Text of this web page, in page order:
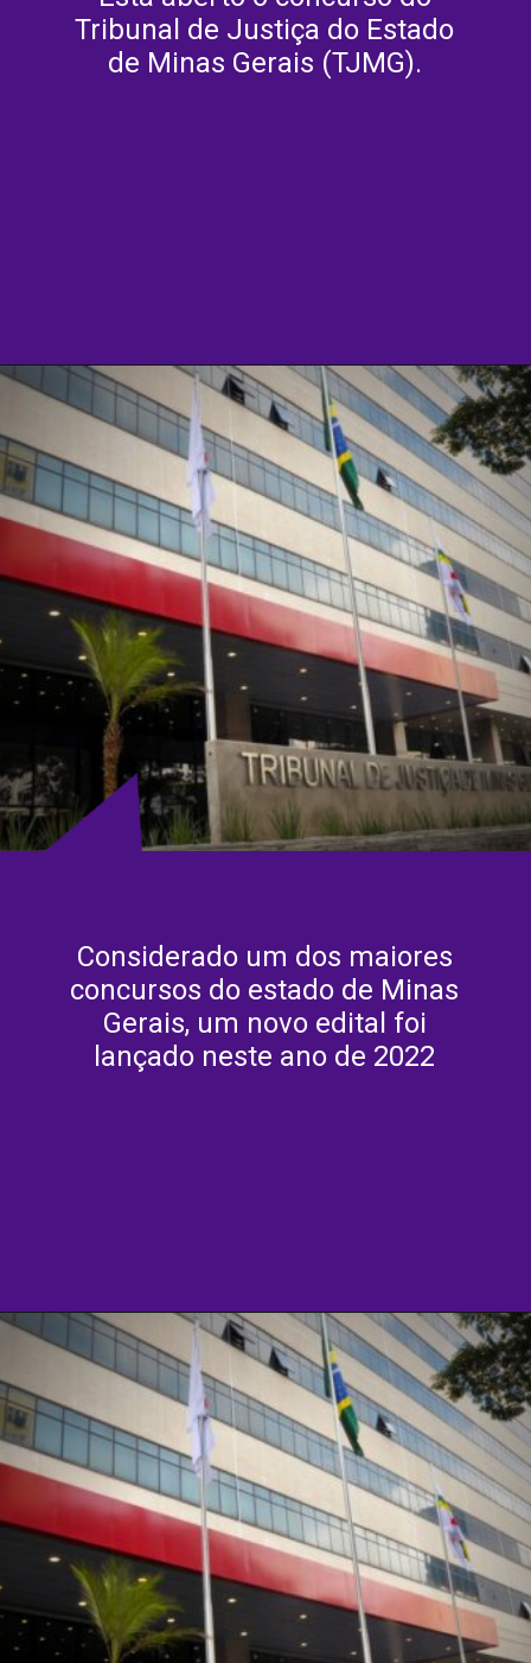
Tribunal de Justiça do Estado
de Minas Gerais (TJMG).
Considerado um dos maiores
concursos do estado de Minas
Gerais, um novo edital foi
lançado neste ano de 2022